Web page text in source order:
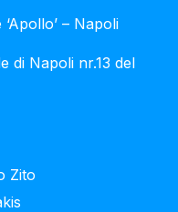
– Napoli
di Napoli nr.13 del
Zito